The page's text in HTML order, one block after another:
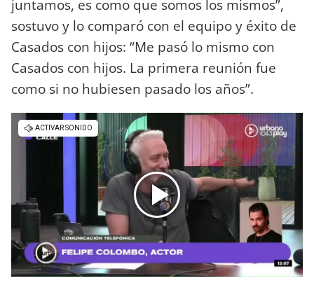
juntamos, es como que somos los mismos”,
sostuvo y lo comparó con el equipo y éxito de
Casados con hijos: “Me pasó lo mismo con
Casados con hijos. La primera reunión fue
como si no hubiesen pasado los años”.